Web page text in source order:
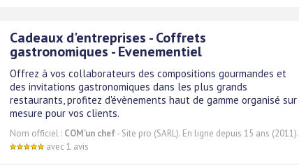
Cadeaux d'entreprises - Coffrets
gastronomiques - Evenementiel
Offrez à vos collaborateurs des compositions gourmandes et
des invitations gastronomiques dans les plus grands
restaurants, profitez d'évènements haut de gamme organisé sur
mesure pour vos clients.
Nom officiel : COM'un chef- Site pro (SARL). En ligne depuis 15 ans (2011).
avec 1 avis